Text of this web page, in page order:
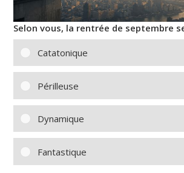
Selon vous, la rentrée de septembre
Catatonique
Périlleuse
Dynamique
Fantastique